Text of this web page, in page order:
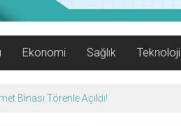
Ekonomi Sağlık Teknoloji
Binası Törenle Açıldı!